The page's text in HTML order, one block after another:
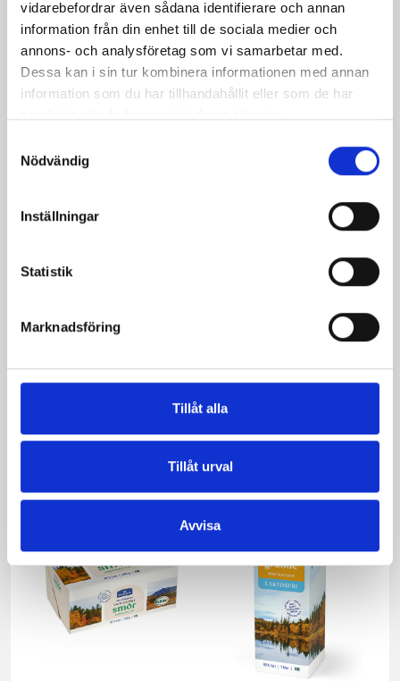
vidarebefordrar även sådana identifierare och annan
information från din enhet till de sociala medier och
annons- och analysföretag som vi samarbetar med.
Dessa kan i sin tur kombinera informationen med annan
information som du har tillhandahållit eller som de har
Nödvändig
Inställningar
Statistik
Marknadsföring
Tillåt alla
Tillåt urval
Avvisa
Mellanmjölk
1,5% laktosfri 3dl
Jordgubbsfil 2,7%
1000g